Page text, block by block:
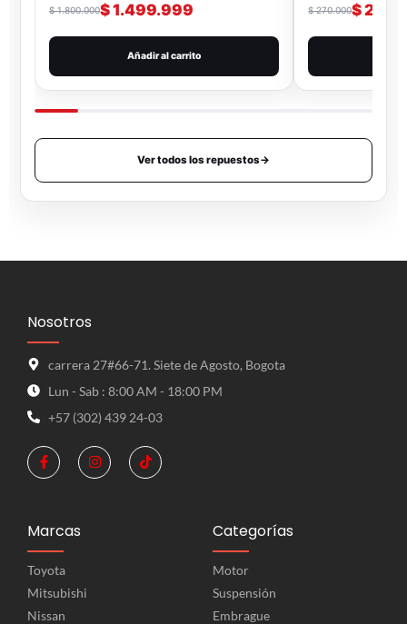
$1.800.000$1.499.999
Añadir al carrito
$270.000$
Ver todos los repuestos→
Nosotros
carrera 27#66-71. Siete de Agosto, Bogota
Lun - Sab : 8:00 AM - 18:00 PM
+57 (302) 439 24-03
Marcas
Toyota
Mitsubishi
Nissan
Categorías
Motor
Suspensión
Embrague